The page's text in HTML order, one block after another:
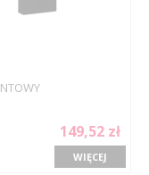
149,52 zł
WIĘCEJ